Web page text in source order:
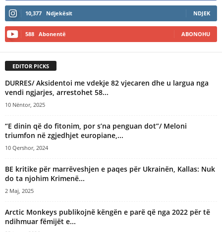
10,377 Ndjekësit NDJEK
588 Abonentë ABONOHU
EDITOR PICKS
DURRES/ Aksidentoi me vdekje 82 vjecaren dhe u largua nga
vendi ngjarjes, arrestohet 58...
10 Nëntor, 2025
“E dinin që do fitonim, por s’na penguan dot”/ Meloni
triumfon në zgjedhjet europiane,...
10 Qershor, 2024
BE kritike për marrëveshjen e paqes për Ukrainën, Kallas: Nuk
do ta njohim Krimenë...
2 Maj, 2025
Arctic Monkeys publikojnë këngën e parë që nga 2022 për të
ndihmuar fëmijët e...